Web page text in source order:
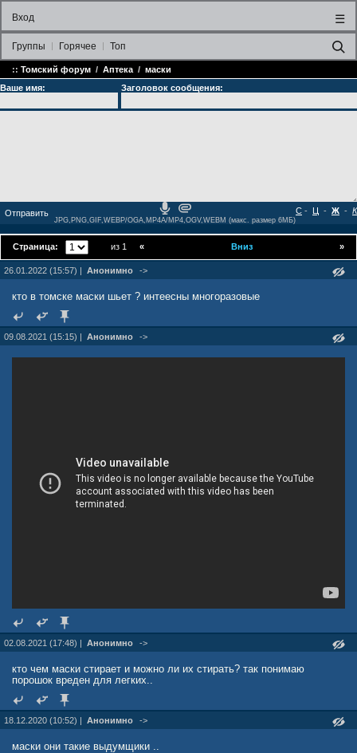
Вход ☰
Группы Горячее Топ
:: Томский форум / Аптека / маски
Ваше имя:
Заголовок сообщения:
- Ц - Ж - К
С
JPG,PNG,GIF,WEBP/OGA,MP4A/MP4,OGV,WEBM (макс. размер 6МБ)
Страница: из 1 »
« Вниз
26.01.2022 (15:57) | Анонимно ->
кто в томске маски шьет ? интеесны многоразовые
09.08.2021 (15:15) | Анонимно ->
02.08.2021 (17:48) | Анонимно ->
кто чем маски стирает и можно ли их стирать? так понимаю
порошок вреден для легких..
18.12.2020 (10:52) | Анонимно ->
маски они такие выдумщики ..